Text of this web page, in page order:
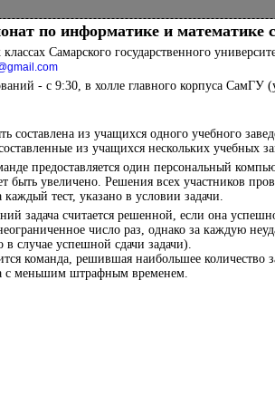
по информатике и математике
Самарского государственного
- с 9:30, в холле главного корпуса
составлена из учащихся одного учебного
из учащихся нескольких учебных
предоставляется один персональный
быть увеличено. Решения всех участников
тест, указано в условии задачи.
задача считается решенной, если она
число раз, однако за каждую
случае успешной сдачи задачи).
команда, решившая наибольшее количество
с меньшим штрафным временем.